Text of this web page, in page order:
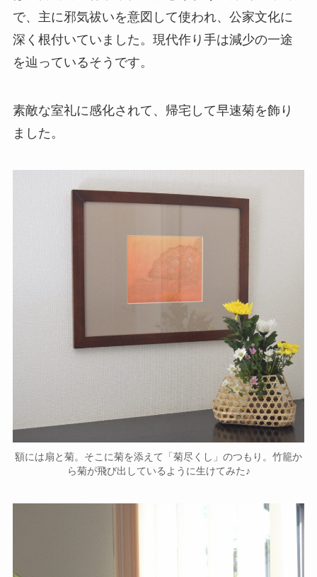
で、主に邪気祓いを意図して使われ、公家文化に
深く根付いていました。現代作り手は減少の一途
を辿っているそうです。
素敵な室礼に感化されて、帰宅して早速菊を飾り
ました。
額には扇と菊。そこに菊を添えて「菊尽くし」のつもり。竹籠か
ら菊が飛び出しているように生けてみた♪